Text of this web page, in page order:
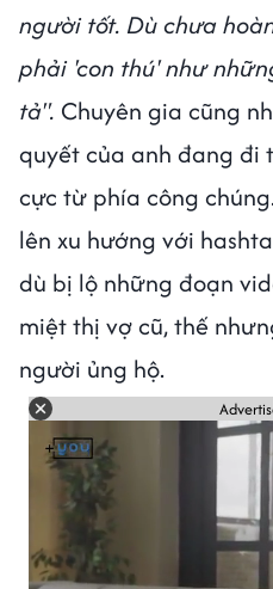
người tốt. Dù chưa
phải 'con thú' như
tả". Chuyên gia cũng
quyết của anh đang đi
cực từ phía công
lên xu hướng với
dù bị lộ những đoạn
miệt thị vợ cũ, thế
người ủng hộ.